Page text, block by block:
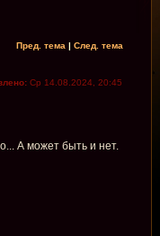
Пред. тема | След. тема
Ср 14.08.2024, 20:45
А может быть и нет.